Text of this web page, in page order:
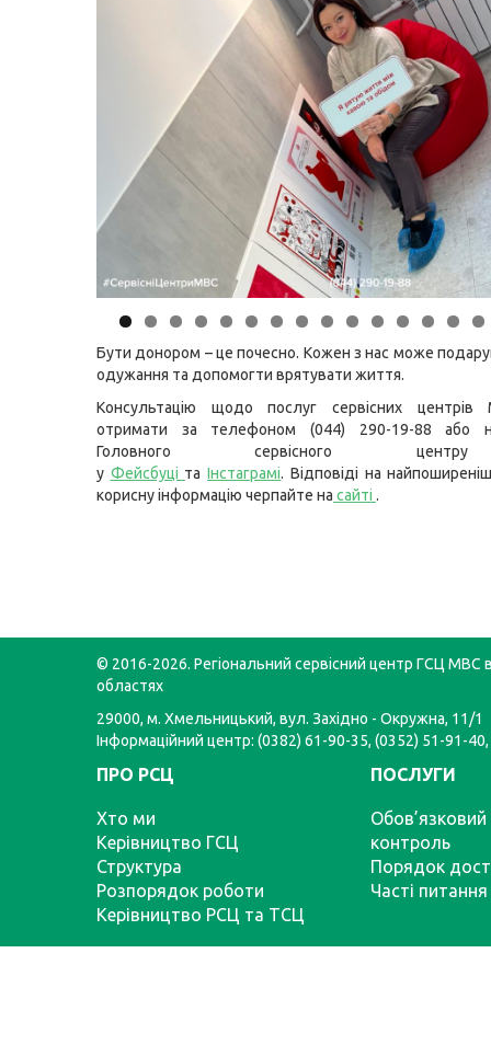
Бути донором – це почесно. Кожен з нас може
одужання та допомогти врятувати життя.
Консультацію щодо послуг сервісних
отримати за телефоном (044) 290-19-88 або
Головного сервісного
у Фейсбуці таІнстаграмі. Відповіді на
корисну інформацію черпайте на сайті .
© 2016-2026. Регіональний сервісний центр ГСЦ МВС
областях
29000, м. Хмельницький, вул. Західно - Окружна, 11/1
Інформаційний центр: (0382) 61-90-35, (0352) 51-91-
ПРО РСЦ
Хто ми
Керівництво ГСЦ
Структура
Розпорядок роботи
Керівництво РСЦ та ТСЦ
ПОСЛУГИ
Обов’язковий
контроль
Порядок
Часті питання